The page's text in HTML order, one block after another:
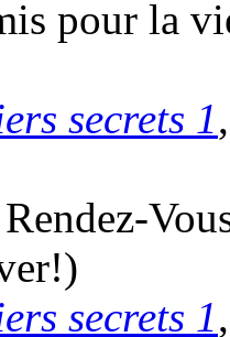
pour la
secrets 1
secrets 1